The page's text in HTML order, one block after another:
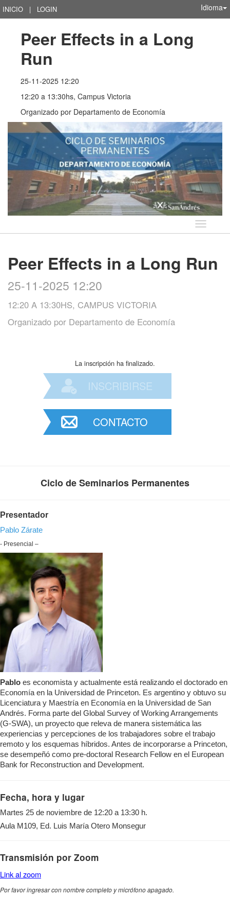
INICIO | LOGIN Idioma
Peer Effects in a Long
Run
25-11-2025 12:20
12:20 a 13:30hs, Campus Victoria
Organizado por Departamento de Economía
Idioma
Peer Effects in a Long Run
25-11-2025 12:20
12:20 A 13:30HS, CAMPUS VICTORIA
Organizado por Departamento de Economía
La inscripción ha finalizado.
INSCRIBIRSE
CONTACTO
Ciclo de Seminarios Permanentes
Presentador
Pablo Zárate
- Presencial –
Pablo es economista y actualmente está realizando el doctorado en
Economía en la Universidad de Princeton. Es argentino y obtuvo su
Licenciatura y Maestría en Economía en la Universidad de San
Andrés. Forma parte del Global Survey of Working Arrangements
(G-SWA), un proyecto que releva de manera sistemática las
experiencias y percepciones de los trabajadores sobre el trabajo
remoto y los esquemas híbridos. Antes de incorporarse a Princeton,
se desempeñó como pre-doctoral Research Fellow en el European
Bank for Reconstruction and Development.
Fecha, hora y lugar
Martes 25 de noviembre de 12:20 a 13:30 h.
Aula M109, Ed. Luis María Otero Monsegur
Transmisión por Zoom
Link al zoom
Por favor ingresar con nombre completo y micrófono apagado.